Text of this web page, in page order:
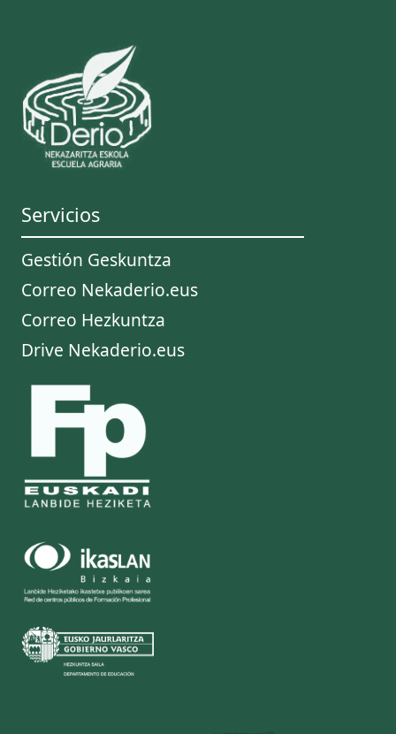
Servicios
Gestión Geskuntza
Correo Nekaderio.eus
Correo Hezkuntza
Drive Nekaderio.eus